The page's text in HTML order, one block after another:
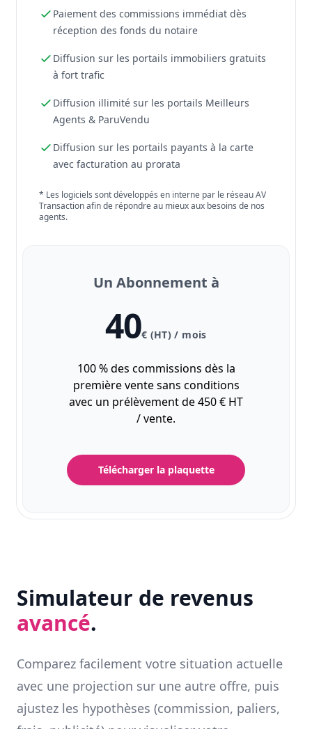
Paiement des commissions immédiat dès
réception des fonds du notaire
Diffusion sur les portails immobiliers gratuits
à fort trafic
Diffusion illimité sur les portails Meilleurs
Agents & ParuVendu
Diffusion sur les portails payants à la carte
avec facturation au prorata
* Les logiciels sont développés en interne par le réseau AV
Transaction afin de répondre au mieux aux besoins de nos
agents.
Un Abonnement à
40€ (HT) / mois
100 % des commissions dès la
première vente sans conditions
avec un prélèvement de 450 € HT
/ vente.
Télécharger la plaquette
Simulateur de revenus
avancé.
Comparez facilement votre situation actuelle
avec une projection sur une autre offre, puis
ajustez les hypothèses (commission, paliers,